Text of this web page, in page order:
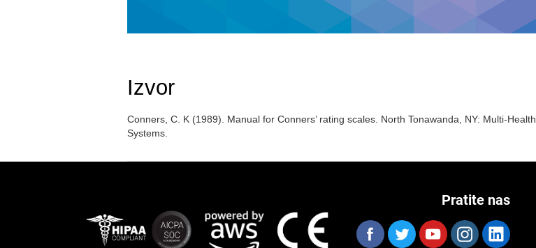
Izvor
Conners, C. K (1989). Manual for Conners’ rating scales. North Tonawanda, NY: Multi-Health
Systems.
Pratite nas